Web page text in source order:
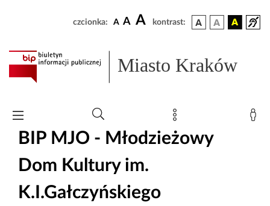
czcionka: A A A kontrast:
Miasto Kraków
BIP MJO - Młodzieżowy
Dom Kultury im.
K.I.Gałczyńskiego